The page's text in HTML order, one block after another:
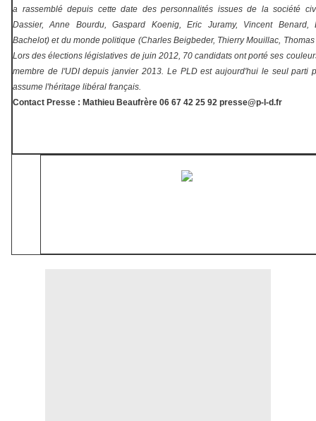
a rassemblédepuis cette date des personnalités issues de la société
Dassier, Anne Bourdu, Gaspard Koenig, Eric Juramy, Vincent Benard,
Bachelot) et du monde politique (Charles Beigbeder, Thierry Mouillac,
Lors des élections législatives de juin 2012, 70 candidats ont porté ses
membre de l'UDI depuis janvier 2013. Le PLD est aujourd'hui le seul parti
assume l'héritage libéral français.
Contact Presse : Mathieu Beaufrère 06 67 42 25 92 presse@p-l-d.fr